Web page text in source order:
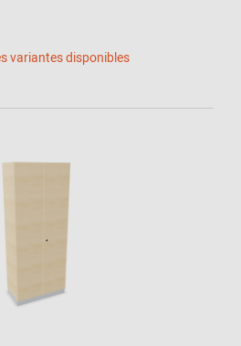
variantes disponibles